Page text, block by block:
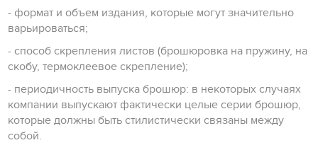
- формат и объем издания, которые могут значительно
варьироваться;
- способ скрепления листов (брошюровка на пружину, на
скобу, термоклеевое скрепление);
- периодичность выпуска брошюр: в некоторых случаях
компании выпускают фактически целые серии брошюр,
которые должны быть стилистически связаны между
собой.